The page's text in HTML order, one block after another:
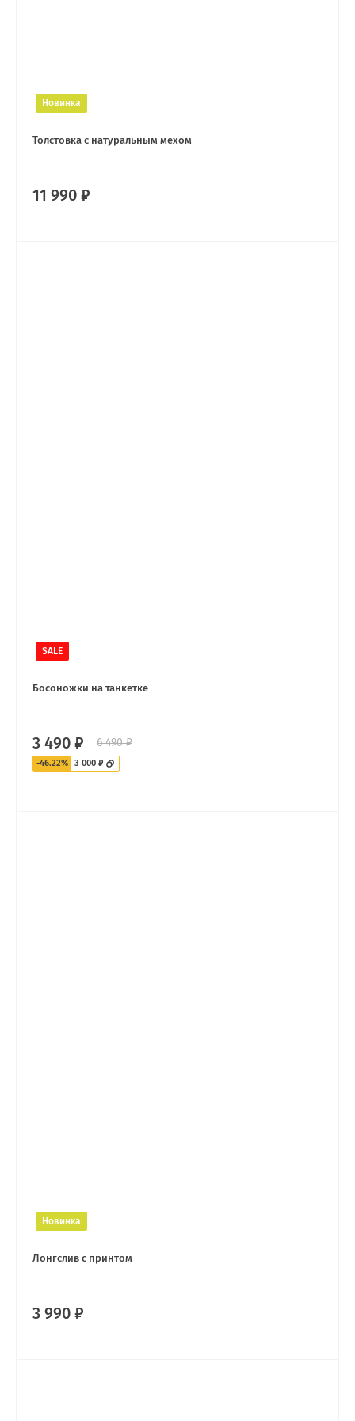
Новинка
Толстовка с натуральным мехом
11 990 ₽
SALE
Босоножки на танкетке
3 490 ₽ 6 490 ₽
-46.22% 3 000 ₽
Новинка
Лонгслив с принтом
3 990 ₽